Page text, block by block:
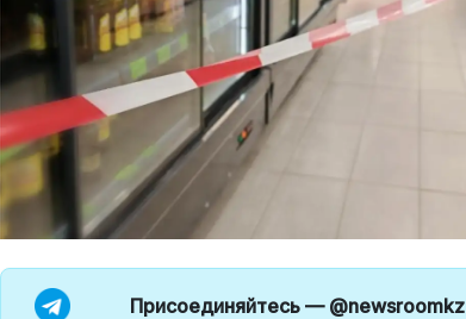
Присоединяйтесь — @newsroomkz